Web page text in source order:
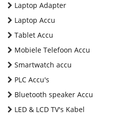
Laptop Adapter
Laptop Accu
Tablet Accu
Mobiele Telefoon Accu
Smartwatch accu
PLC Accu's
Bluetooth speaker Accu
LED & LCD TV's Kabel